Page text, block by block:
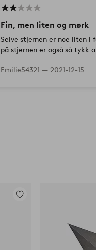
Fin, men liten og mørk
Selve stjernen er noe liten i
på stjernen er også så tykk
Emilie54321 — 2021-12-15
Legg